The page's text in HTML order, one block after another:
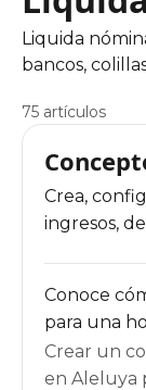
Liquida
bancos,
75 artículos
Crea,
ingresos,
Conoce
para una
Crear un
en Aleluya